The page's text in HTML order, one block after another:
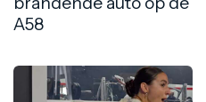
A58